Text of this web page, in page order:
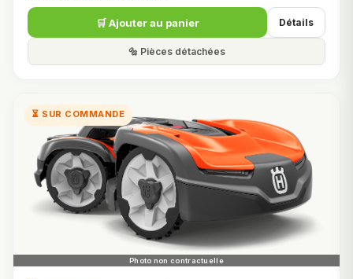
🛒 Ajouter au panier Détails
🔩 Pièces détachées
⏳ SUR COMMANDE